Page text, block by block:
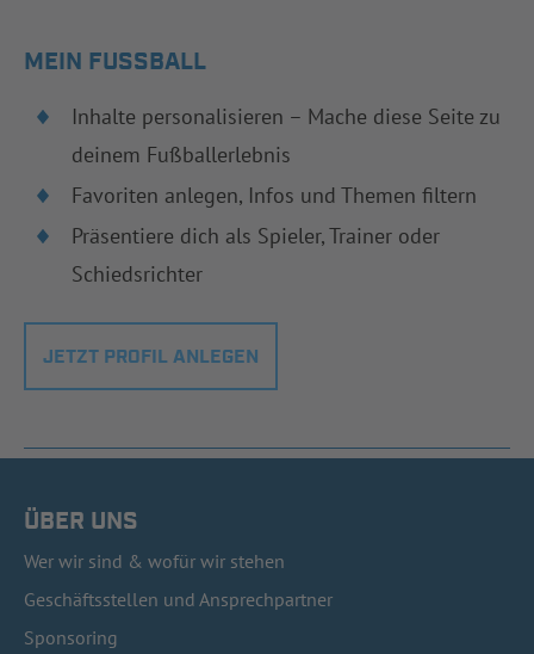
MEIN FUSSBALL
Inhalte personalisieren – Mache diese Seite zu
deinem Fußballerlebnis
Favoriten anlegen, Infos und Themen filtern
Präsentiere dich als Spieler, Trainer oder
Schiedsrichter
JETZT PROFIL ANLEGEN
ÜBER UNS
Wer wir sind & wofür wir stehen
Geschäftsstellen und Ansprechpartner
Sponsoring